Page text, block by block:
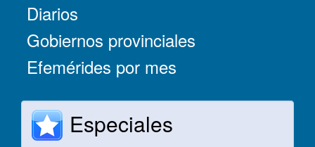
Diarios
Gobiernos provinciales
Efemérides por mes
Especiales